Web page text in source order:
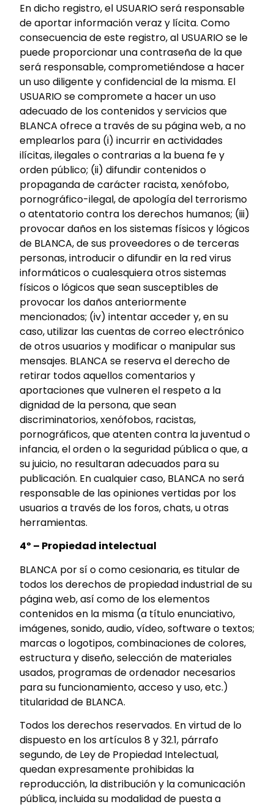
En dicho registro, el USUARIO será responsable
de aportar información veraz y lícita. Como
consecuencia de este registro, al USUARIO se le
puede proporcionar una contraseña de la que
será responsable, comprometiéndose a hacer
un uso diligente y confidencial de la misma. El
USUARIO se compromete a hacer un uso
adecuado de los contenidos y servicios que
BLANCA ofrece a través de su página web, a no
emplearlos para (i) incurrir en actividades
ilícitas, ilegales o contrarias a la buena fe y
orden público; (ii) difundir contenidos o
propaganda de carácter racista, xenófobo,
pornográfico-ilegal, de apología del terrorismo
o atentatorio contra los derechos humanos; (iii)
provocar daños en los sistemas físicos y lógicos
de BLANCA, de sus proveedores o de terceras
personas, introducir o difundir en la red virus
informáticos o cualesquiera otros sistemas
físicos o lógicos que sean susceptibles de
provocar los daños anteriormente
mencionados; (iv) intentar acceder y, en su
caso, utilizar las cuentas de correo electrónico
de otros usuarios y modificar o manipular sus
mensajes. BLANCA se reserva el derecho de
retirar todos aquellos comentarios y
aportaciones que vulneren el respeto a la
dignidad de la persona, que sean
discriminatorios, xenófobos, racistas,
pornográficos, que atenten contra la juventud o
infancia, el orden o la seguridad pública o que, a
su juicio, no resultaran adecuados para su
publicación. En cualquier caso, BLANCA no será
responsable de las opiniones vertidas por los
usuarios a través de los foros, chats, u otras
herramientas.
4º – Propiedad intelectual
BLANCA por sí o como cesionaria, es titular de
todos los derechos de propiedad industrial de su
página web, así como de los elementos
contenidos en la misma (a título enunciativo,
imágenes, sonido, audio, vídeo, software o textos;
marcas o logotipos, combinaciones de colores,
estructura y diseño, selección de materiales
usados, programas de ordenador necesarios
para su funcionamiento, acceso y uso, etc.)
titularidad de BLANCA.
Todos los derechos reservados. En virtud de lo
dispuesto en los artículos 8 y 32.1, párrafo
segundo, de Ley de Propiedad Intelectual,
quedan expresamente prohibidas la
reproducción, la distribución y la comunicación
pública, incluida su modalidad de puesta a